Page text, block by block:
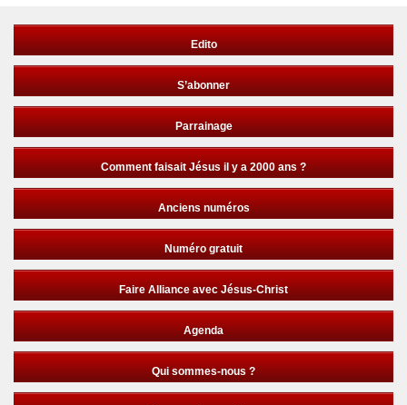
Edito
S’abonner
Parrainage
Comment faisait Jésus il y a 2000 ans ?
Anciens numéros
Numéro gratuit
Faire Alliance avec Jésus-Christ
Agenda
Qui sommes-nous ?